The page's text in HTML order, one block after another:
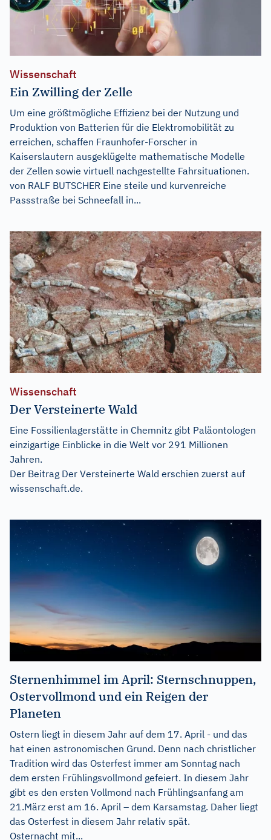
Wissenschaft
Ein Zwilling der Zelle
Um eine größtmögliche Effizienz bei der Nutzung und
Produktion von Batterien für die Elektromobilität zu
erreichen, schaffen Fraunhofer-Forscher in
Kaiserslautern ausgeklügelte mathematische Modelle
der Zellen sowie virtuell nachgestellte Fahrsituationen.
von RALF BUTSCHER Eine steile und kurvenreiche
Passstraße bei Schneefall in...
Wissenschaft
Der Versteinerte Wald
Eine Fossilienlagerstätte in Chemnitz gibt Paläontologen
einzigartige Einblicke in die Welt vor 291 Millionen
Jahren.
Der Beitrag Der Versteinerte Wald erschien zuerst auf
wissenschaft.de.
Sternenhimmel im April: Sternschnuppen,
Ostervollmond und ein Reigen der
Planeten
Ostern liegt in diesem Jahr auf dem 17. April - und das
hat einen astronomischen Grund. Denn nach christlicher
Tradition wird das Osterfest immer am Sonntag nach
dem ersten Frühlingsvollmond gefeiert. In diesem Jahr
gibt es den ersten Vollmond nach Frühlingsanfang am
21.März erst am 16. April – dem Karsamstag. Daher liegt
das Osterfest in diesem Jahr relativ spät.
Osternacht mit...